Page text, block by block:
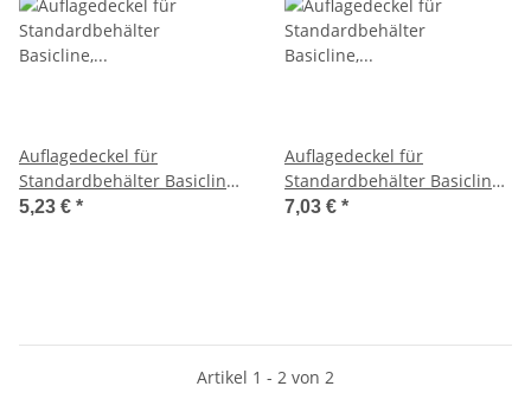
Auflagedeckel für
Standardbehälter Basicline,
Größe 40x30cm auf
5,23 € *
Auflagedeckel für
Standardbehälter Basicline,
Größe 60x40cm auf
7,03 € *
Artikel 1 - 2 von 2